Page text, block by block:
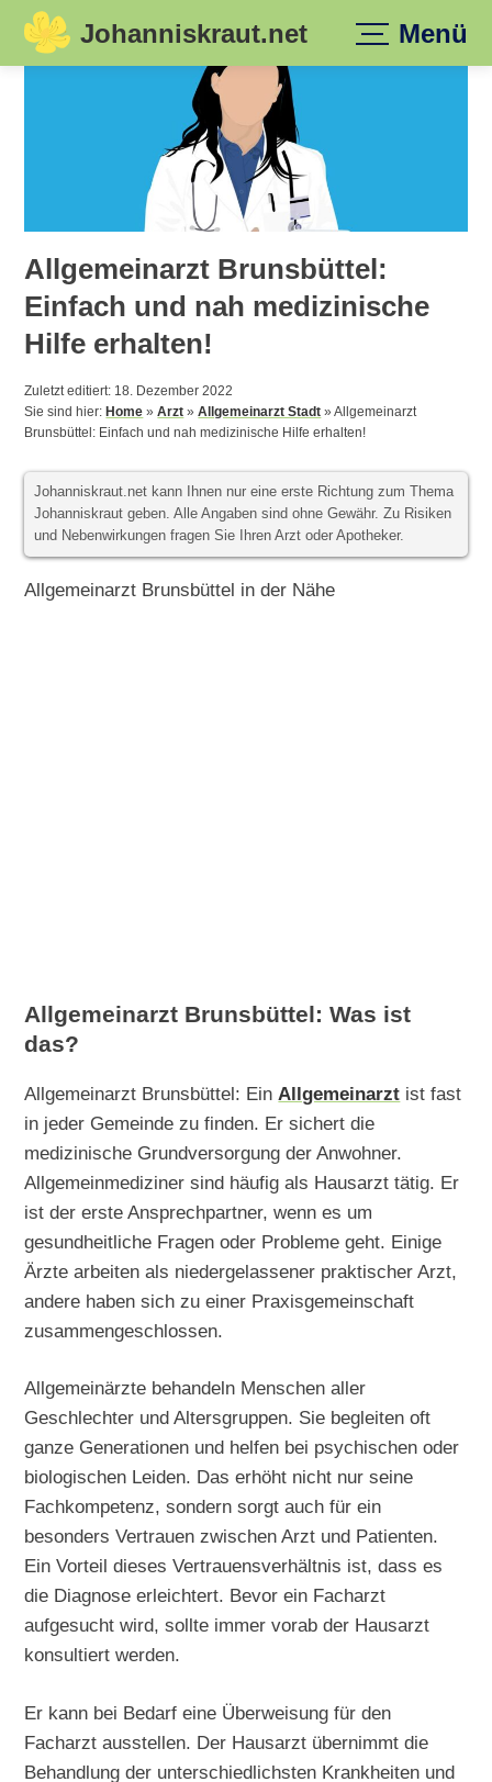
Skip
Johanniskraut.net Menü
Allgemeinarzt Brunsbüttel:
Einfach und nah medizinische
Hilfe erhalten!
Zuletzt editiert: 18. Dezember 2022
Sie sind hier:Home »Arzt »Allgemeinarzt Stadt »Allgemeinarzt
Brunsbüttel: Einfach und nah medizinische Hilfe erhalten!
Johanniskraut.net kann Ihnen nur eine erste Richtung zum Thema
Johanniskraut geben. Alle Angaben sind ohne Gewähr. Zu Risiken
und Nebenwirkungen fragen Sie Ihren Arzt oder Apotheker.
Allgemeinarzt Brunsbüttel in der Nähe
Allgemeinarzt Brunsbüttel: Was ist
das?
Allgemeinarzt Brunsbüttel: Ein Allgemeinarzt ist fast
in jeder Gemeinde zu finden. Er sichert die
medizinische Grundversorgung der Anwohner.
Allgemeinmediziner sind häufig als Hausarzt tätig. Er
ist der erste Ansprechpartner, wenn es um
gesundheitliche Fragen oder Probleme geht. Einige
Ärzte arbeiten als niedergelassener praktischer Arzt,
andere haben sich zu einer Praxisgemeinschaft
zusammengeschlossen.
Allgemeinärzte behandeln Menschen aller
Geschlechter und Altersgruppen. Sie begleiten oft
ganze Generationen und helfen bei psychischen oder
biologischen Leiden. Das erhöht nicht nur seine
Fachkompetenz, sondern sorgt auch für ein
besonders Vertrauen zwischen Arzt und Patienten.
Ein Vorteil dieses Vertrauensverhältnis ist, dass es
die Diagnose erleichtert. Bevor ein Facharzt
aufgesucht wird, sollte immer vorab der Hausarzt
konsultiert werden.
Er kann bei Bedarf eine Überweisung für den
Facharzt ausstellen. Der Hausarzt übernimmt die
Behandlung der unterschiedlichsten Krankheiten und